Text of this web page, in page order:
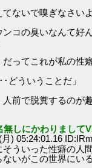
ないで嗅ぎなさい
ンコの臭いなんて好
ってこれが私の性
どういうことだ」
前で脱糞するのが
無しにかわりまして
) 05:24:01.16
そういった性癖の人
ないがこの世界にい